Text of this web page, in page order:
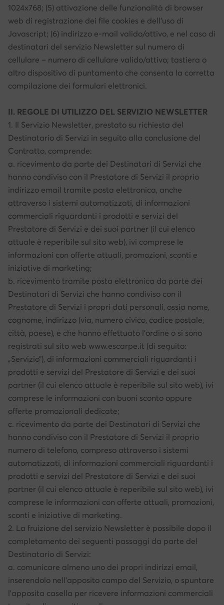
1024x768; (5) attivazione delle funzionalità di browser
web di registrazione dei file cookies e dell’uso di
Javascript; (6) indirizzo e-mail valido/attivo, e nel caso di
destinatari del servizio Newsletter sul numero di
cellulare – numero di cellulare valido/attivo; tastiera o
altro dispositivo di puntamento che consenta la corretta
compilazione dei formulari elettronici.
II. REGOLE DI UTILIZZO DEL SERVIZIO NEWSLETTER
1. Il Servizio Newsletter, prestato su richiesta del
Destinatario di Servizi in seguito alla conclusione del
Contratto, comprende:
a. ricevimento da parte dei Destinatari di Servizi che
hanno condiviso con il Prestatore di Servizi il proprio
indirizzo email tramite posta elettronica, anche
attraverso i sistemi automatizzati, di informazioni
commerciali riguardanti i prodotti e servizi del
Prestatore di Servizi e dei suoi partner (il cui elenco
attuale è reperibile sul sito web), ivi comprese le
informazioni con offerte attuali, promozioni, sconti e
iniziative di marketing;
b. ricevimento tramite posta elettronica da parte dei
Destinatari di Servizi che hanno condiviso con il
Prestatore di Servizi i propri dati personali, ossia nome,
cognome, indirizzo (via, numero civico, codice postale,
città, paese), e che hanno effettuato l’ordine o si sono
registrati sul sito web www.escarpe.it (di seguito:
„Servizio”), di informazioni commerciali riguardanti i
prodotti e servizi del Prestatore di Servizi e dei suoi
partner (il cui elenco attuale è reperibile sul sito web), ivi
comprese le informazioni con buoni sconto oppure
offerte promozionali dedicate;
c. ricevimento da parte dei Destinatari di Servizi che
hanno condiviso con il Prestatore di Servizi il proprio
numero di telefono, compreso attraverso i sistemi
automatizzati, di informazioni commerciali riguardanti i
prodotti e servizi del Prestatore di Servizi e dei suoi
partner (il cui elenco attuale è reperibile sul sito web), ivi
comprese le informazioni con offerte attuali, promozioni,
sconti e iniziative di marketing.
2. La fruizione del servizio Newsletter è possibile dopo il
completamento dei seguenti passaggi da parte del
Destinatario di Servizi:
a. comunicare almeno uno dei propri indirizzi email,
inserendolo nell’apposito campo del Servizio, o spuntare
l’apposita casella per ricevere informazioni commerciali